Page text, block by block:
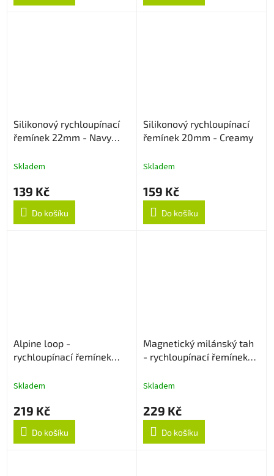
Silikonový rychloupínací
řemínek 22mm - Navy
Skladem
139 Kč
Do košíku
Silikonový rychloupínací
řemínek 20mm - Creamy
Skladem
159 Kč
Do košíku
Alpine loop -
rychloupínací řemínek
Skladem
219 Kč
Do košíku
Magnetický milánský tah
- rychloupínací řemínek
Skladem
229 Kč
Do košíku